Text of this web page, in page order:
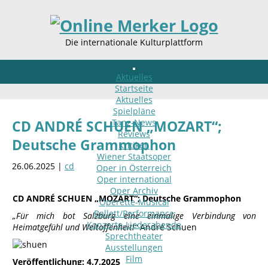
Die internationale Kulturplattform
Aktuelles
Startseite
Aktuelles
Spielpläne
Tanz-News
Reviews
Kritiken
Wiener Staatsoper
Oper in Österreich
Oper international
Oper Archiv
Operette-Musical
Ballett/Performance
Konzerte-Liederabende
Sprechtheater
Ausstellungen
Film
CD ANDRÉ SCHUEN „MOZART“;
Deutsche Grammophon
26.06.2025 | cd
CD ANDRÉ SCHUEN „MOZART“; Deutsche Grammophon
„Für mich bot Salzburg eine einmalige Verbindung von
Heimatgefühl und Weltoffenheit!“André Schuen
Veröffentlichung: 4.7.2025